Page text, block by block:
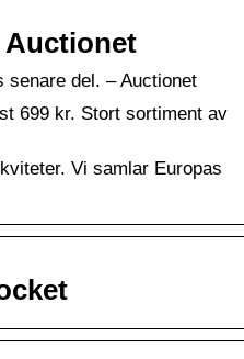
Auctionet
senare del. – Auctionet
699 kr. Stort sortiment av
Vi samlar Europas